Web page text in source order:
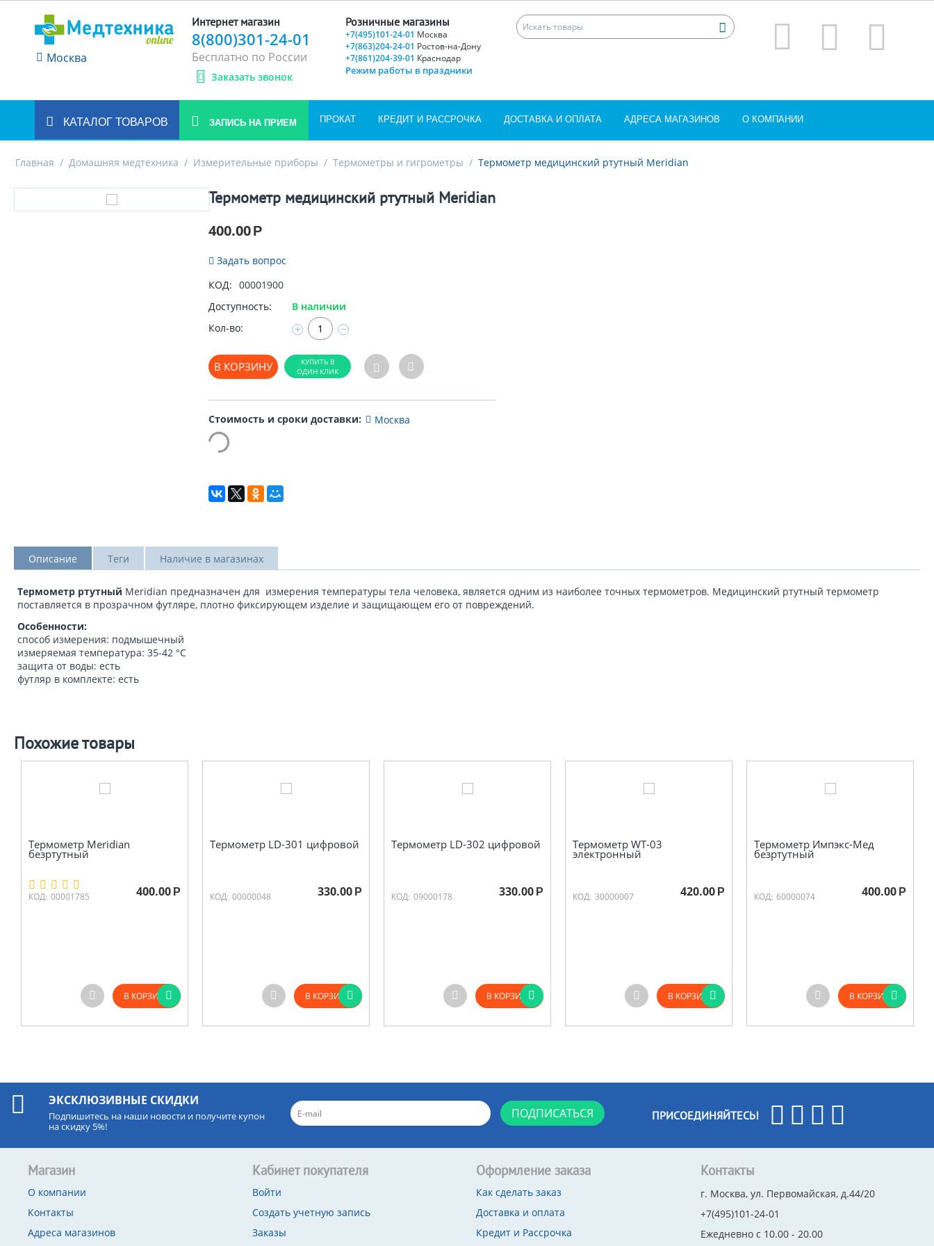
Москва
Интернет магазин
8(800)301-24-01
Бесплатно по России
Заказать звонок
Розничные магазины
+7(495)101-24-01 Москва
+7(863)204-24-01 Ростов-на-Дону
+7(861)204-39-01 Краснодар
Режим работы в праздники
КАТАЛОГ ТОВАРОВ ЗАПИСЬ НА ПРИЕМ ПРОКАТ КРЕДИТ И РАССРОЧКА ДОСТАВКА И ОПЛАТА АДРЕСА МАГАЗИНОВ О КОМПАНИИ
Главная / Домашняя медтехника / Измерительные приборы / Термометры и гигрометры / Термометр медицинский ртутный Meridian
Термометр медицинский ртутный Meridian
400.00Р
Задать вопрос
КОД: 00001900
Доступность:
В наличии
Кол-во:
+ −
В КОРЗИНУ
Стоимость и сроки доставки: Москва
Описание Теги Наличие в магазинах
Термометр ртутный Meridian предназначен для измерения температуры тела человека, является одним из наиболее точных термометров. Медицинский ртутный термометр
поставляется в прозрачном футляре, плотно фиксирующем изделие и защищающем его от повреждений.
Особенности:
способ измерения: подмышечный
измеряемая температура: 35-42 °C
защита от воды: есть
футляр в комплекте: есть
Похожие товары
Термометр Meridian
безртутный
КОД: 00001785 400.00 Р
В КОРЗИНУ
Термометр LD-301 цифровой
КОД: 00000048 330.00 Р
В КОРЗИНУ
Термометр LD-302 цифровой
КОД: 09000178 330.00 Р
В КОРЗИНУ
Термометр WT-03
электронный
КОД: 30000007 420.00 Р
В КОРЗИНУ
Термометр Импэкс-Мед
безртутный
КОД: 60000074 400.00 Р
В КОРЗИНУ
ЭКСКЛЮЗИВНЫЕ СКИДКИ
Подпишитесь на наши новости и получите купон
на скидку 5%!
ПОДПИСАТЬСЯ ПРИСОЕДИНЯЙТЕСЬ!
Магазин
О компании
Контакты
Адреса магазинов
Кабинет покупателя
Войти
Создать учетную запись
Заказы
Оформление заказа
Как сделать заказ
Доставка и оплата
Кредит и Рассрочка
Контакты
г. Москва, ул. Первомайская, д.44/20
+7(495)101-24-01
Ежедневно с 10.00 - 20.00